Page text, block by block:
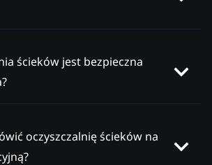
ścieków jest bezpieczna
oczyszczalnię ścieków na